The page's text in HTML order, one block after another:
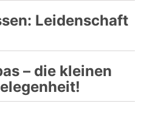
Leidenschaft
– die kleinen